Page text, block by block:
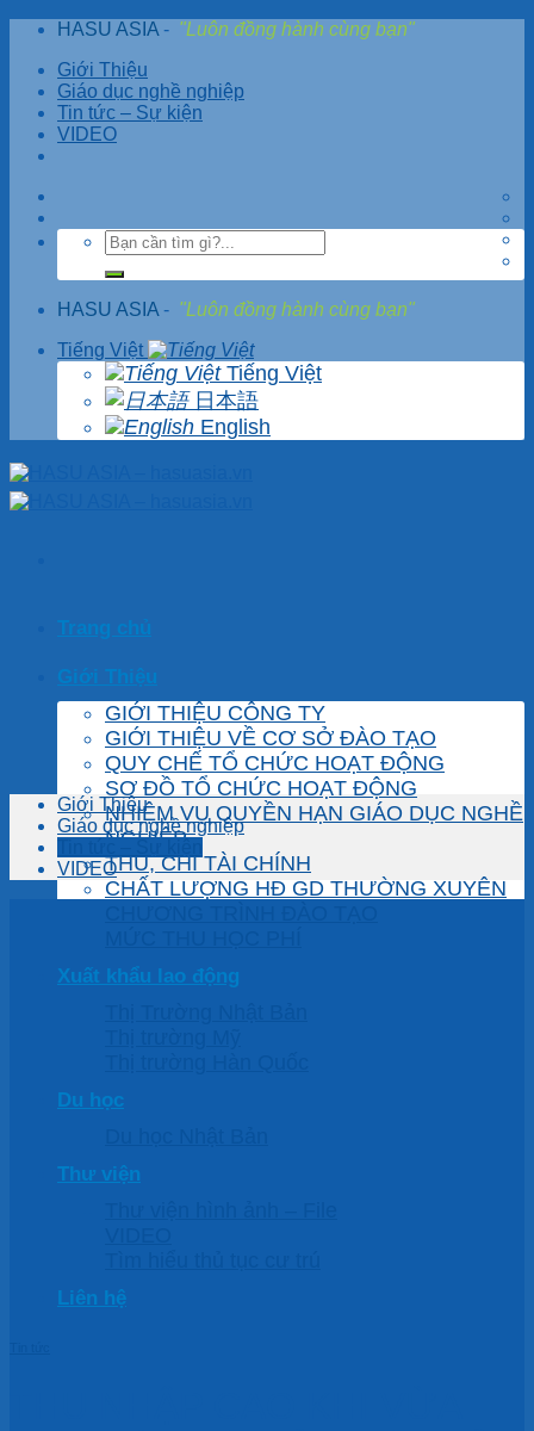
Skip
content
HASU ASIA - "Luôn đồng hành cùng bạn"
Giới Thiệu
Giáo dục nghề nghiệp
Tin tức – Sự kiện
VIDEO
HASU ASIA - "Luôn đồng hành cùng bạn"
Tiếng Việt
Tiếng Việt
日本語
English
Trang chủ
Giới Thiệu
GIỚI THIỆU CÔNG TY
GIỚI THIỆU VỀ CƠ SỞ ĐÀO TẠO
QUY CHẾ TỔ CHỨC HOẠT ĐỘNG
SƠ ĐỒ TỔ CHỨC HOẠT ĐỘNG
NHIỆM VỤ QUYỀN HẠN GIÁO DỤC NGHỀ
NGHIỆP
THU, CHI TÀI CHÍNH
CHẤT LƯỢNG HĐ GD THƯỜNG XUYÊN
Xuất khẩu lao động
Du học
Thư viện
Liên hệ
Giới Thiệu
Giáo dục nghề nghiệp
VIDEO